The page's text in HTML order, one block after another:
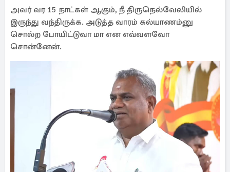
அவர் வர 15 நாட்கள் ஆகும், நீ திருநெல்வேலியில்
இருந்து வந்திருக்க. அடுத்த வாரம் கல்யாணம்னு
சொல்ற போயிட்டுவா மா என எவ்வளவோ
சொன்னேன்.